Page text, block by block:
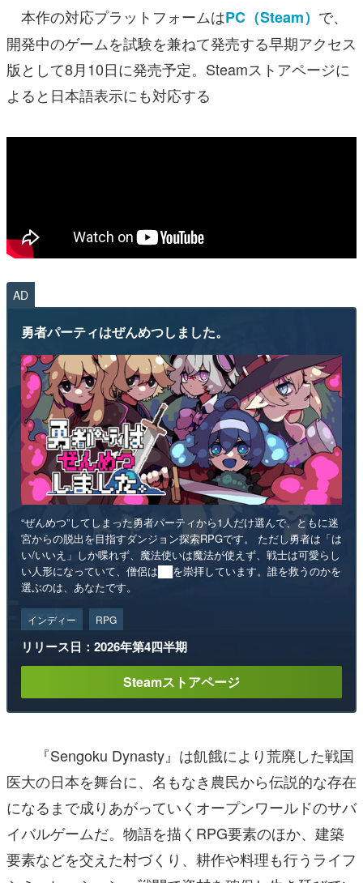
本作の対応プラットフォームはPC（Steam） で、
開発中のゲームを試験を兼ねて発売する早期アクセス
版として8月10日に発売予定。Steamストアページに
よると日本語表示にも対応する
AD
勇者パーティはぜんめつしました。
“ぜんめつ”してしまった勇者パーティから1人だけ選んで、ともに迷
宮からの脱出を目指すダンジョン探索RPGです。 ただし勇者は「は
い/いいえ」しか喋れず、魔法使いは魔法が使えず、戦士は可愛らし
い人形になっていて、僧侶は██を崇拝しています。誰を救うのかを
選ぶのは、あなたです。
インディー RPG
リリース日：2026年第4四半期
Steamストアページ
『Sengoku Dynasty』は飢餓により荒廃した戦国
医大の日本を舞台に、名もなき農民から伝説的な存在
になるまで成りあがっていくオープンワールドのサバ
イバルゲームだ。物語を描くRPG要素のほか、建築
要素などを交えた村づくり、耕作や料理も行うライフ